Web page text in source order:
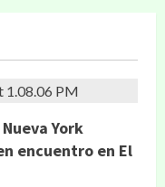
York
encuentro en El